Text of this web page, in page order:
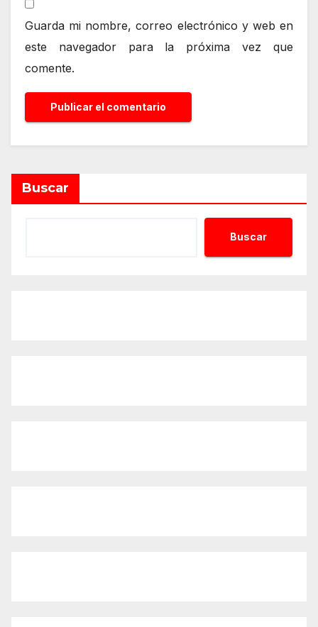
Guarda mi nombre, correo electrónico y web en
este navegador para la próxima vez que
comente.
Buscar
Buscar